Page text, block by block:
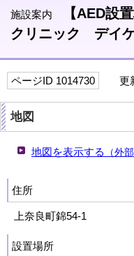
施設案内
【AED設
クリニック デイ
ページID 1014730 更
地図
地図を表示する （外
住所
上奈良町錦54‐1
設置場所